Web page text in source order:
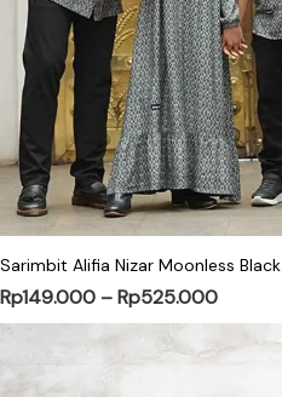
Sarimbit Alifia Nizar Moonless Black
Rp149.000 –Rp525.000